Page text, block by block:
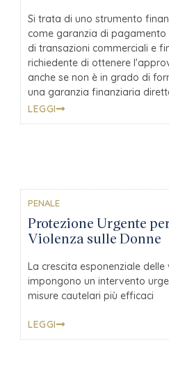
Si trata di uno strumento
come garanzia di
di transazioni commerciali e
richiedente di ottenere
anche se non è in grado di
una garanzia finanziaria
LEGGI
PENALE
Protezione Urgente
Violenza sulle Donne
La crescita esponenziale
impongono un intervento
misure cautelari più efficaci
LEGGI